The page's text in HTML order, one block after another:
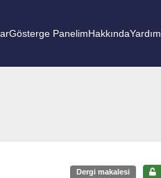
Gösterge PanelimHakkındaYardım
Dergi makalesi